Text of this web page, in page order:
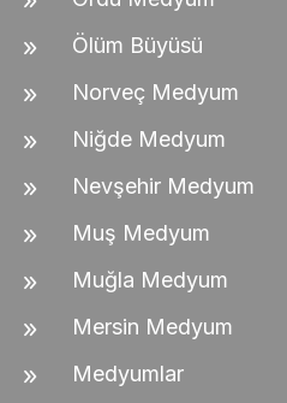
Ölüm Büyüsü
Norveç Medyum
Niğde Medyum
Nevşehir Medyum
Muş Medyum
Muğla Medyum
Mersin Medyum
Medyumlar